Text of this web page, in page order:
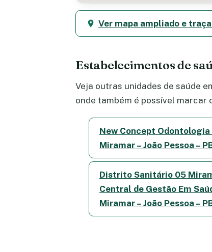
Ver mapa ampliado e
Estabelecimentos de
Veja outras unidades de saúde
onde também é possível marcar
New Concept Odontologia
Miramar – João Pessoa –
Distrito Sanitário 05
Central de Gestão Em
Miramar – João Pessoa –